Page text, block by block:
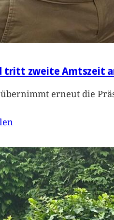
tritt zweite Amtszeit
erneut die